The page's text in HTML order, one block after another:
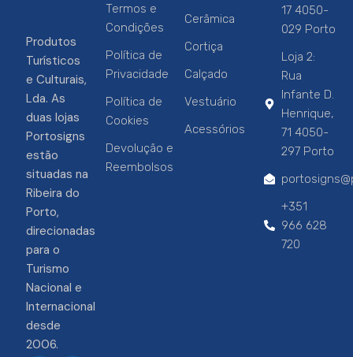
Produtos
Turísticos
e Culturais,
Lda. As
duas lojas
Portosigns
estão
situadas na
Ribeira do
Porto,
direcionadas
para o
Turismo
Nacional e
Internacional
desde
2006.
Termos e
Condições
Política de
Privacidade
Política de
Cookies
Devolução e
Reembolsos
Cerâmica
Cortiça
Calçado
Vestuário
Acessórios
17 4050-
029 Porto
Loja 2:
Rua
Infante D.
Henrique,
71 4050-
297 Porto
+351
966 628
720